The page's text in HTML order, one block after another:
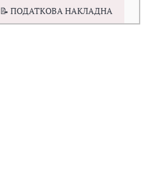
📝 ПОДАТКОВА НАКЛАДНА